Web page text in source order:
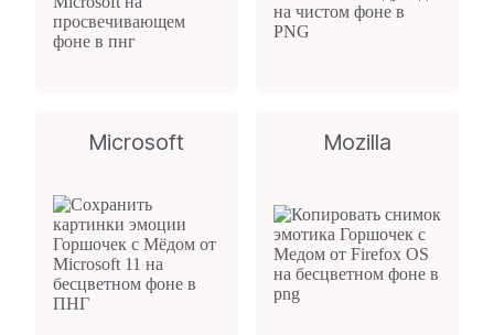
Microsoft Mozilla